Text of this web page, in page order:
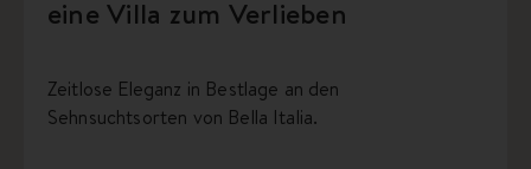
eine Villa zum Verlieben
Zeitlose Eleganz in Bestlage an den
Sehnsuchtsorten von Bella Italia.